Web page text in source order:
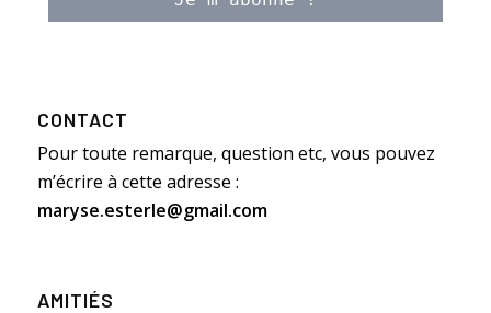
CONTACT
Pour toute remarque, question etc, vous pouvez
m’écrire à cette adresse :
maryse.esterle@gmail.com
AMITIÉS